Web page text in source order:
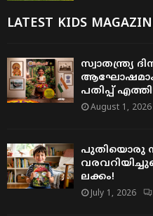
LATEST KIDS
സ്വാതന്ത്ര്യ
പതിപ്പ്
August 1, 2026
പുതിയൊരു
ലക്കം!
July 1, 2026